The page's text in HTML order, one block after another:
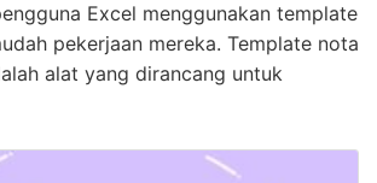
Excel menggunakan template
pekerjaan mereka. Template nota
alat yang dirancang untuk